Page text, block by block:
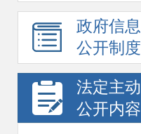
政府信息
公开制度
法定主动
公开内容